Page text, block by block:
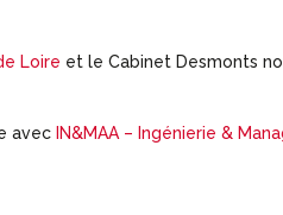
Loire et le Cabinet Desmonts
avecIN&MAA – Ingénierie &